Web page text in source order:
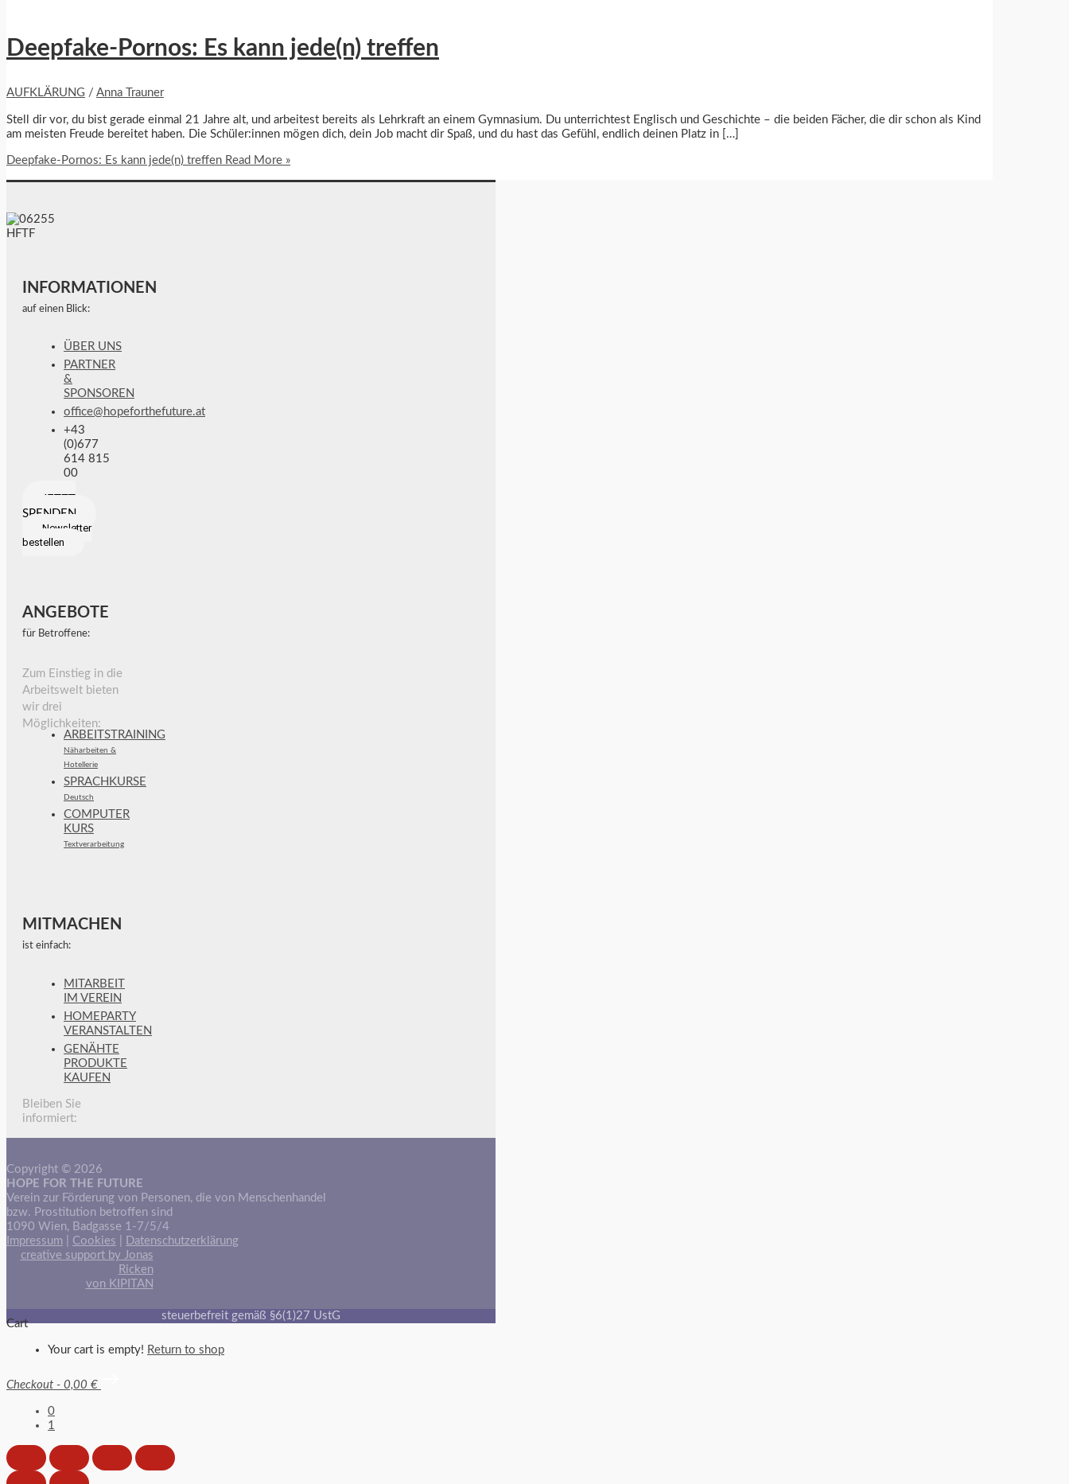
Deepfake-Pornos: Es kann jede(n) treffen
AUFKLÄRUNG / Anna Trauner
Stell dir vor, du bist gerade einmal 21 Jahre alt, und arbeitest bereits als Lehrkraft an einem Gymnasium. Du unterrichtest Englisch und Geschichte – die beiden Fächer, die dir schon als Kind
am meisten Freude bereitet haben. Die Schüler:innen mögen dich, dein Job macht dir Spaß, und du hast das Gefühl, endlich deinen Platz in […]
Deepfake-Pornos: Es kann jede(n) treffen Read More »
INFORMATIONEN
auf einen Blick:
ÜBER UNS
PARTNER
&
SPONSOREN
office@hopeforthefuture.at
+43
(0)677
614 815
00
SPENDEN
Newsletter
bestellen
ANGEBOTE
für Betroffene:
Zum Einstieg in die
Arbeitswelt bieten
wir drei
Möglichkeiten:
ARBEITSTRAINING
Näharbeiten &
Hotellerie
SPRACHKURSE
Deutsch
COMPUTER
KURS
Textverarbeitung
MITMACHEN
ist einfach:
MITARBEIT
IM VEREIN
HOMEPARTY
VERANSTALTEN
GENÄHTE
PRODUKTE
KAUFEN
Bleiben Sie
informiert:
Copyright © 2026
HOPE FOR THE FUTURE
Verein zur Förderung von Personen, die von Menschenhandel
bzw. Prostitution betroffen sind
1090 Wien, Badgasse 1-7/5/4
Impressum
Cookies
Datenschutzerklärung
creative support by Jonas
Ricken
von KIPITAN
steuerbefreit gemäß §6(1)27 UstG
Cart
Your cart is empty! Return to shop
Checkout - 0,00 €
0
1